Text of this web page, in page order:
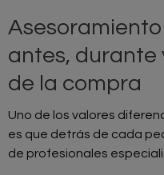
antes, durante
de la compra
Uno de los valores
es que detrás de cada
de profesionales